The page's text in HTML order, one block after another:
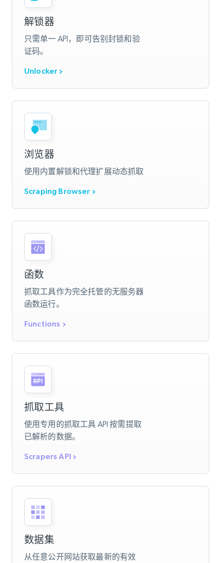
解锁器
只需单一 API，即可告别封锁和验
证码。
Unlocker
浏览器
使用内置解锁和代理扩展动态抓取
Scraping Browser
函数
抓取工具作为完全托管的无服务器
函数运行。
Functions
抓取工具
使用专用的抓取工具 API 按需提取
已解析的数据。
Scrapers API
数据集
从任意公开网站获取最新的有效